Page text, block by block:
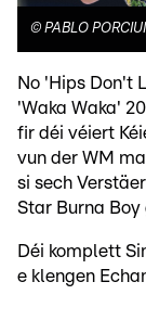
© PABLO
No 'Hips Don't
'Waka Waka'
fir déi véiert
vun der WM
si sech
Star Burna Boy
Déi komplett
e klengen